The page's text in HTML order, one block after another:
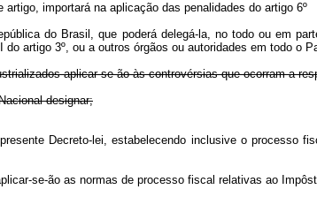
artigo, importará na aplicação das penalidades do
do Brasil, que poderá delegá-la, no todo ou em
artigo 3º, ou a outros órgãos ou autoridades em todo o
aplicar-se-ão às controvérsias que ocorram a
designar;
presente Decreto-lei, estabelecendo inclusive o
aplicar-se-ão as normas de processo fiscal relativas ao